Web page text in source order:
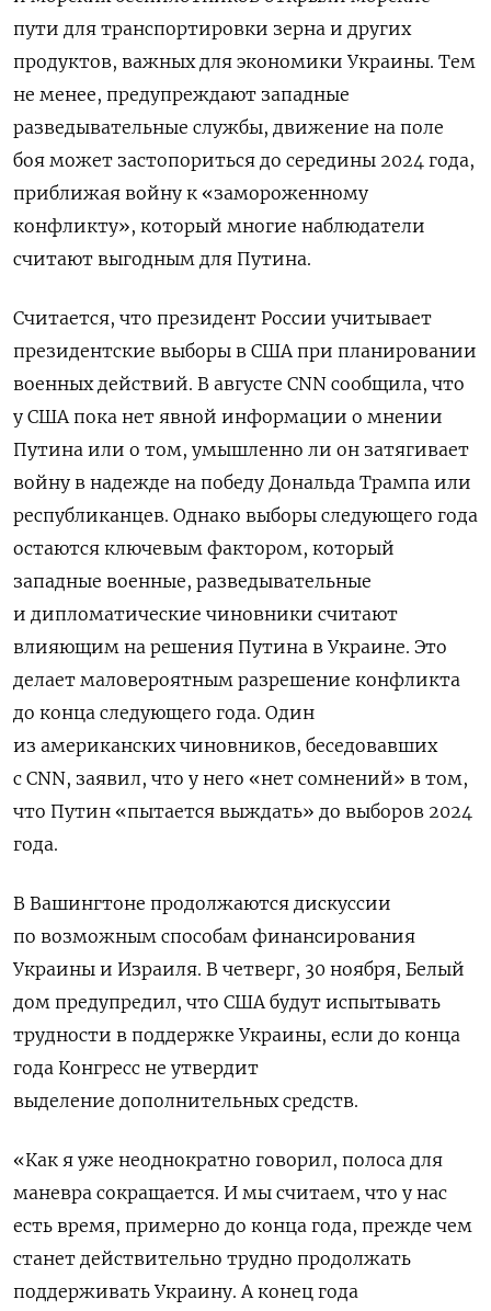
пути для транспортировки зерна и других
продуктов, важных для экономики Украины. Тем
не менее, предупреждают западные
разведывательные службы, движение на поле
боя может застопориться до середины 2024 года,
приближая войну к «замороженному
конфликту», который многие наблюдатели
считают выгодным для Путина.
Считается, что президент России учитывает
президентские выборы в США при планировании
военных действий. В августе CNN сообщила, что
у США пока нет явной информации о мнении
Путина или о том, умышленно ли он затягивает
войну в надежде на победу Дональда Трампа или
республиканцев. Однако выборы следующего года
остаются ключевым фактором, который
западные военные, разведывательные
и дипломатические чиновники считают
влияющим на решения Путина в Украине. Это
делает маловероятным разрешение конфликта
до конца следующего года. Один
из американских чиновников, беседовавших
с CNN, заявил, что у него «нет сомнений» в том,
что Путин «пытается выждать» до выборов 2024
года.
В Вашингтоне продолжаются дискуссии
по возможным способам финансирования
Украины и Израиля. В четверг, 30 ноября, Белый
дом предупредил, что США будут испытывать
трудности в поддержке Украины, если до конца
года Конгресс не утвердит
выделение дополнительных средств.
«Как я уже неоднократно говорил, полоса для
маневра сокращается. И мы считаем, что у нас
есть время, примерно до конца года, прежде чем
станет действительно трудно продолжать
поддерживать Украину. А конец года